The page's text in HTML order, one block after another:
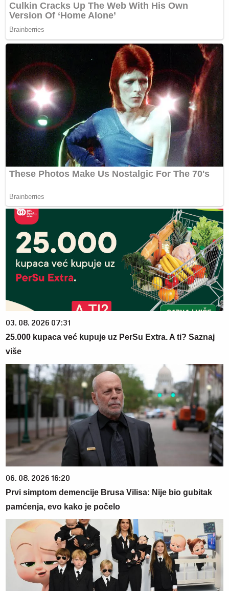
03. 08. 2026 07:31
25.000 kupaca već kupuje uz PerSu Extra. A ti? Saznaj
više
06. 08. 2026 16:20
Prvi simptom demencije Brusa Vilisa: Nije bio gubitak
pamćenja, evo kako je počelo